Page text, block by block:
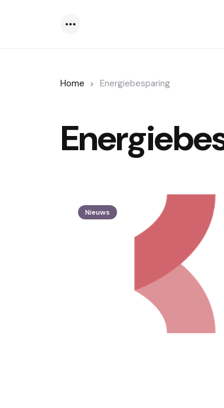
Home Energiebesparing
Nieuws